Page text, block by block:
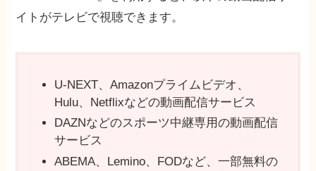
イトがテレビで視聴できます。
U-NEXT、Amazonプライムビデオ、
Hulu、Netflixなどの動画配信サービス
DAZNなどのスポーツ中継専用の動画配信
サービス
ABEMA、Lemino、FODなど、一部無料の